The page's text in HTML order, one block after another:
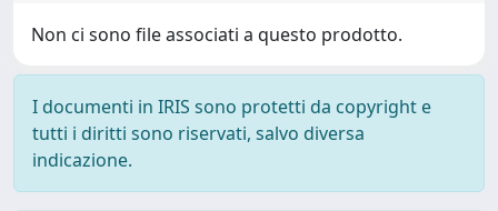
Non ci sono file associati a questo prodotto.
I documenti in IRIS sono protetti da copyright e
tutti i diritti sono riservati, salvo diversa
indicazione.